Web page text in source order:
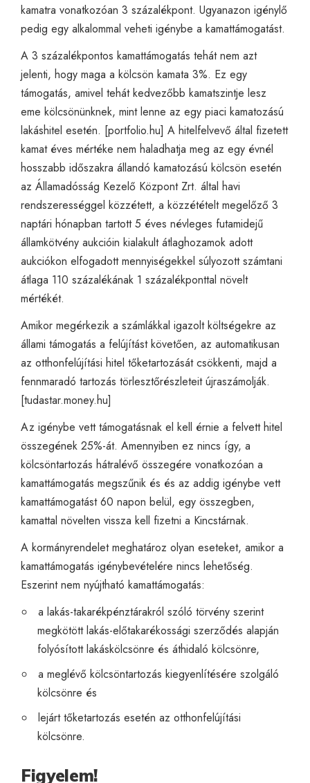
kamatra vonatkozóan 3 százalékpont. Ugyanazon igénylő
pedig egy alkalommal veheti igénybe a kamattámogatást.
A 3 százalékpontos kamattámogatás tehát nem azt
jelenti, hogy maga a kölcsön kamata 3%. Ez egy
támogatás, amivel tehát kedvezőbb kamatszintje lesz
eme kölcsönünknek, mint lenne az egy piaci kamatozású
lakáshitel esetén. [portfolio.hu] A hitelfelvevő által fizetett
kamat éves mértéke nem haladhatja meg az egy évnél
hosszabb időszakra állandó kamatozású kölcsön esetén
az Államadósság Kezelő Központ Zrt. által havi
rendszerességgel közzétett, a közzétételt megelőző 3
naptári hónapban tartott 5 éves névleges futamidejű
államkötvény aukcióin kialakult átlaghozamok adott
aukciókon elfogadott mennyiségekkel súlyozott számtani
átlaga 110 százalékának 1 százalékponttal növelt
mértékét.
Amikor megérkezik a számlákkal igazolt költségekre az
állami támogatás a felújítást követően, az automatikusan
az otthonfelújítási hitel tőketartozását csökkenti, majd a
fennmaradó tartozás törlesztőrészleteit újraszámolják.
[tudastar.money.hu]
Az igénybe vett támogatásnak el kell érnie a felvett hitel
összegének 25%-át. Amennyiben ez nincs így, a
kölcsöntartozás hátralévő összegére vonatkozóan a
kamattámogatás megszűnik és és az addig igénybe vett
kamattámogatást 60 napon belül, egy összegben,
kamattal növelten vissza kell fizetni a Kincstárnak.
A kormányrendelet meghatároz olyan eseteket, amikor a
kamattámogatás igénybevételére nincs lehetőség.
Eszerint nem nyújtható kamattámogatás:
a lakás-takarékpénztárakról szóló törvény szerint
megkötött lakás-előtakarékossági szerződés alapján
folyósított lakáskölcsönre és áthidaló kölcsönre,
a meglévő kölcsöntartozás kiegyenlítésére szolgáló
kölcsönre és
lejárt tőketartozás esetén az otthonfelújítási
kölcsönre.
Figyelem!